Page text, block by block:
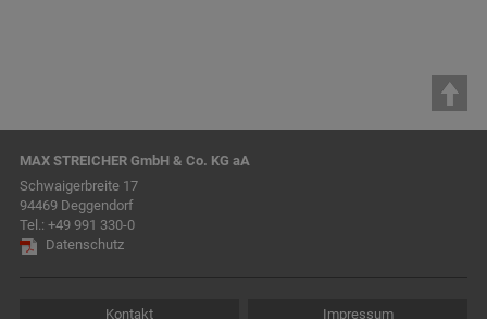
MAX STREICHER GmbH & Co. KG aA
Schwaigerbreite 17
94469 Deggendorf
Tel.: +49 991 330-0
Datenschutz
Kontakt Impressum